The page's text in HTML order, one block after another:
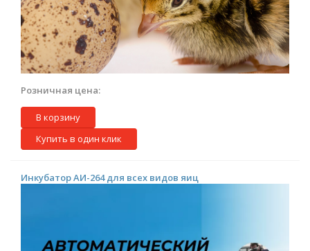
Розничная цена:
В корзину
Купить в один клик
Инкубатор АИ-264 для всех видов яиц